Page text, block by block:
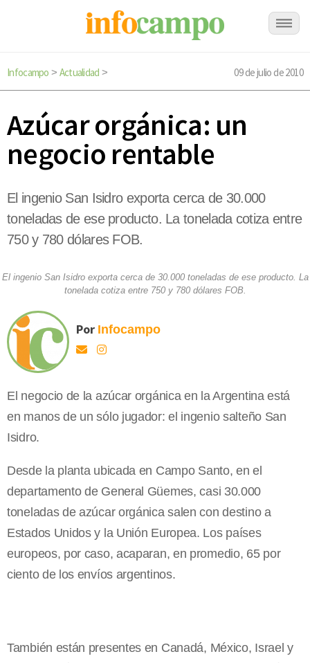
Infocampo > Actualidad > 09 de julio de 2010
Azúcar orgánica: un
negocio rentable
El ingenio San Isidro exporta cerca de 30.000
toneladas de ese producto. La tonelada cotiza entre
750 y 780 dólares FOB.
El ingenio San Isidro exporta cerca de 30.000 toneladas de ese producto. La
tonelada cotiza entre 750 y 780 dólares FOB.
Por Infocampo
El negocio de la azúcar orgánica en la Argentina está
en manos de un sólo jugador: el ingenio salteño San
Isidro.
Desde la planta ubicada en Campo Santo, en el
departamento de General Güemes, casi 30.000
toneladas de azúcar orgánica salen con destino a
Estados Unidos y la Unión Europea. Los países
europeos, por caso, acaparan, en promedio, 65 por
ciento de los envíos argentinos.
También están presentes en Canadá, México, Israel y